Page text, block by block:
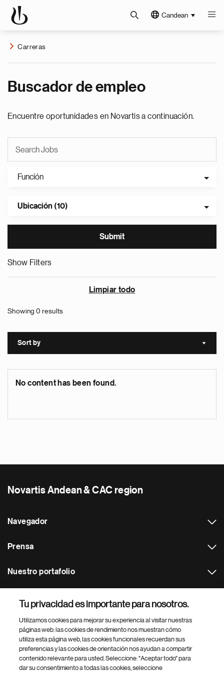
Candean
Carreras
Buscador de empleo
Encuentre oportunidades en Novartis a continuación.
Función
Ubicación (10)
Show Filters
Limpiar todo
Showing 0 results
Sort by Sort
No content has been found.
Novartis Andean & CAC region
Navegador
Prensa
Nuestro portafolio
Footer Site Search
Tu privacidad es importante para nosotros.
Utilizamos cookies para mejorar su experiencia al visitar nuestras
páginas web: las cookies de rendimiento nos muestran cómo
utiliza esta página web, las cookies funcionales recuerdan sus
preferencias y las cookies de orientación nos ayudan a compartir
contenido relevante para usted. Seleccione: "Aceptar todo" para
dar su consentimiento a todas las cookies, seleccione